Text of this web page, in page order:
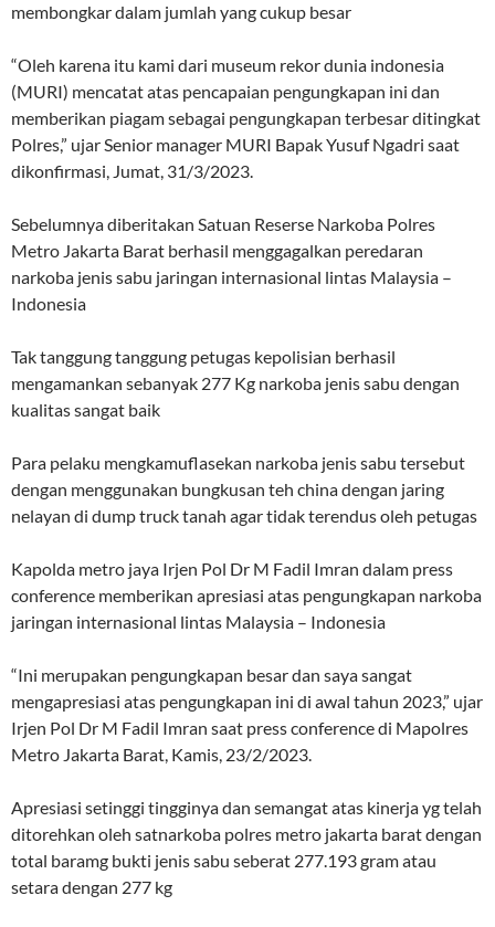
membongkar dalam jumlah yang cukup besar
“Oleh karena itu kami dari museum rekor dunia indonesia
(MURI) mencatat atas pencapaian pengungkapan ini dan
memberikan piagam sebagai pengungkapan terbesar ditingkat
Polres,” ujar Senior manager MURI Bapak Yusuf Ngadri saat
dikonfirmasi, Jumat, 31/3/2023.
Sebelumnya diberitakan Satuan Reserse Narkoba Polres
Metro Jakarta Barat berhasil menggagalkan peredaran
narkoba jenis sabu jaringan internasional lintas Malaysia –
Indonesia
Tak tanggung tanggung petugas kepolisian berhasil
mengamankan sebanyak 277 Kg narkoba jenis sabu dengan
kualitas sangat baik
Para pelaku mengkamuflasekan narkoba jenis sabu tersebut
dengan menggunakan bungkusan teh china dengan jaring
nelayan di dump truck tanah agar tidak terendus oleh petugas
Kapolda metro jaya Irjen Pol Dr M Fadil Imran dalam press
conference memberikan apresiasi atas pengungkapan narkoba
jaringan internasional lintas Malaysia – Indonesia
“Ini merupakan pengungkapan besar dan saya sangat
mengapresiasi atas pengungkapan ini di awal tahun 2023,” ujar
Irjen Pol Dr M Fadil Imran saat press conference di Mapolres
Metro Jakarta Barat, Kamis, 23/2/2023.
Apresiasi setinggi tingginya dan semangat atas kinerja yg telah
ditorehkan oleh satnarkoba polres metro jakarta barat dengan
total baramg bukti jenis sabu seberat 277.193 gram atau
setara dengan 277 kg